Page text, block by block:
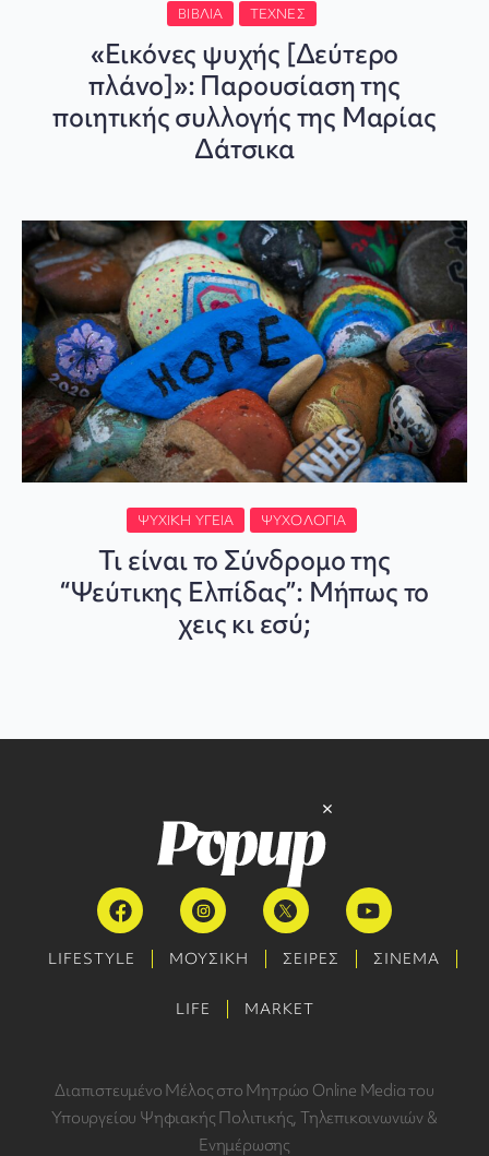
ΒΙΒΛΊΑ ΤΈΧΝΕΣ
«Εικόνες ψυχής [Δεύτερο
πλάνο]»: Παρουσίαση της
ποιητικής συλλογής της Μαρίας
Δάτσικα
ΨΥΧΙΚΉ ΥΓΕΊΑ ΨΥΧΟΛΟΓΊΑ
Τι είναι το Σύνδρομο της
“Ψεύτικης Ελπίδας”: Μήπως το
χεις κι εσύ;
LIFESTYLE ΜΟΥΣΙΚΗ ΣΕΙΡΕΣ ΣΙΝΕΜΑ
LIFE MARKET
Διαπιστευμένο Μέλος στο Μητρώο Online Media του
Υπουργείου Ψηφιακής Πολιτικής, Τηλεπικοινωνιών &
Ενημέρωσης